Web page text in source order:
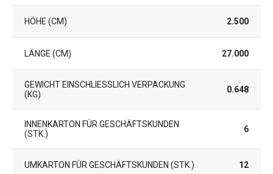
HÖHE (CM) 2.500
LÄNGE (CM) 27.000
GEWICHT EINSCHLIESSLICH VERPACKUNG (
KG)
0.648
INNENKARTON FÜR GESCHÄFTSKUNDEN
(STK.)
6
UMKARTON FÜR GESCHÄFTSKUNDEN (STK.) 12